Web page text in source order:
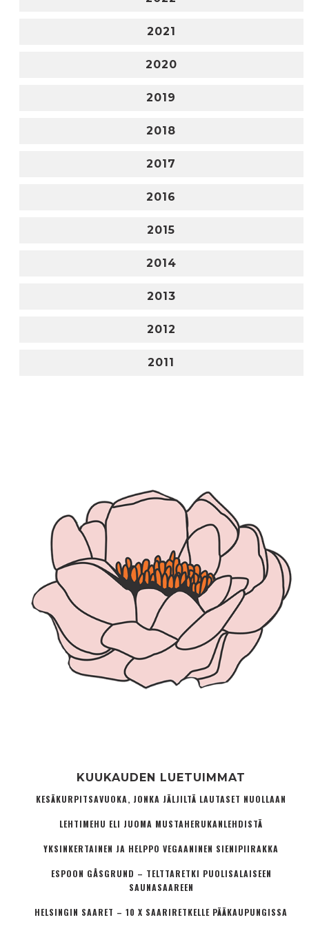
2021
2020
2019
2018
2017
2016
2015
2014
2013
2012
2011
KUUKAUDEN LUETUIMMAT
KESÄKURPITSAVUOKA, JONKA JÄLJILTÄ LAUTASET NUOLLAAN
LEHTIMEHU ELI JUOMA MUSTAHERUKANLEHDISTÄ
YKSINKERTAINEN JA HELPPO VEGAANINEN SIENIPIIRAKKA
ESPOON GÅSGRUND – TELTTARETKI PUOLISALAISEEN
SAUNASAAREEN
HELSINGIN SAARET – 10 X SAARIRETKELLE PÄÄKAUPUNGISSA